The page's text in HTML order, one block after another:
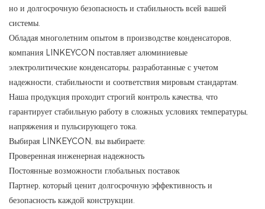
но и долгосрочную безопасность и стабильность всей вашей
системы.
Обладая многолетним опытом в производстве конденсаторов,
компания LINKEYCON поставляет алюминиевые
электролитические конденсаторы, разработанные с учетом
надежности, стабильности и соответствия мировым стандартам.
Наша продукция проходит строгий контроль качества, что
гарантирует стабильную работу в сложных условиях температуры,
напряжения и пульсирующего тока.
Выбирая LINKEYCON, вы выбираете:
Проверенная инженерная надежность
Постоянные возможности глобальных поставок
Партнер, который ценит долгосрочную эффективность и
безопасность каждой конструкции.